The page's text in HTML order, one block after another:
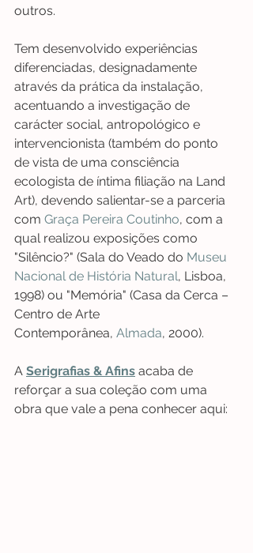
outros.
Tem desenvolvido experiências
diferenciadas, designadamente
através da prática da instalação,
acentuando a investigação de
carácter social, antropológico e
intervencionista (também do ponto
de vista de uma consciência
ecologista de íntima filiação na Land
Art), devendo salientar-se a parceria
com Graça Pereira Coutinho, com a
qual realizou exposições como
"Silêncio?" (Sala do Veado do Museu
Nacional de História Natural, Lisboa,
1998) ou "Memória" (Casa da Cerca –
Centro de Arte
Contemporânea, Almada, 2000).
A Serigrafias & Afins acaba de
reforçar a sua coleção com uma
obra que vale a pena conhecer aqui: